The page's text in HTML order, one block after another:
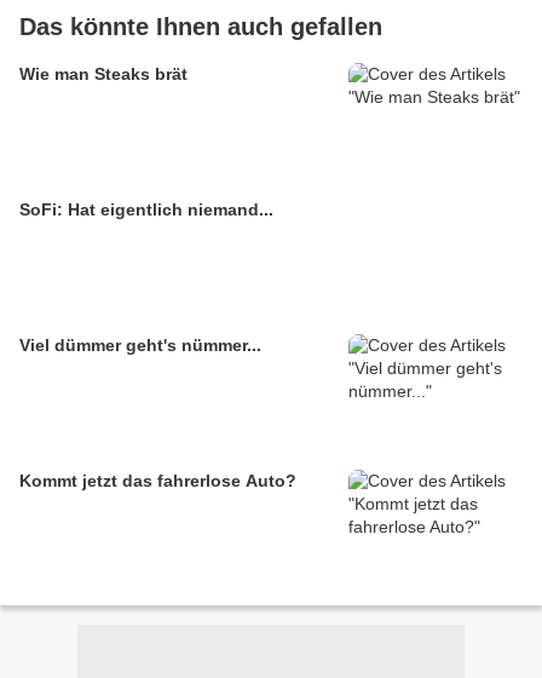
Das könnte Ihnen auch gefallen
Wie man Steaks brät
SoFi: Hat eigentlich niemand...
Viel dümmer geht's nümmer...
Kommt jetzt das fahrerlose Auto?